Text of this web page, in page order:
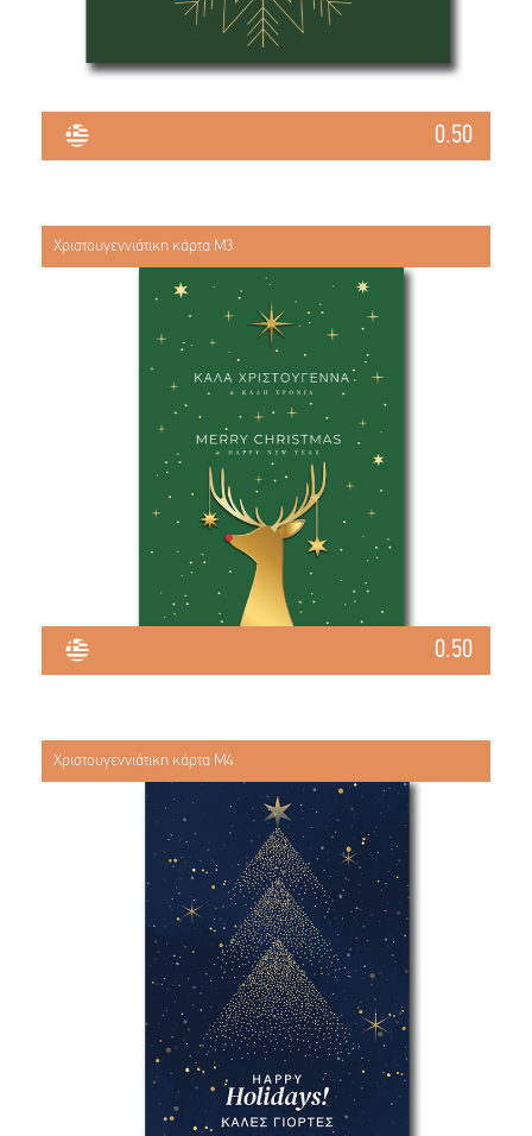
0.50
Χριστουγεννιάτικη κάρτα Μ3
0.50
Χριστουγεννιάτικη κάρτα Μ4